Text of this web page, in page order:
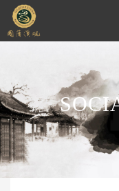
关于国藩
国藩动态
溪砚展厅